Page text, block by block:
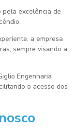
pela excelência de
a empresa
sempre visando a
Engenharia
o acesso dos